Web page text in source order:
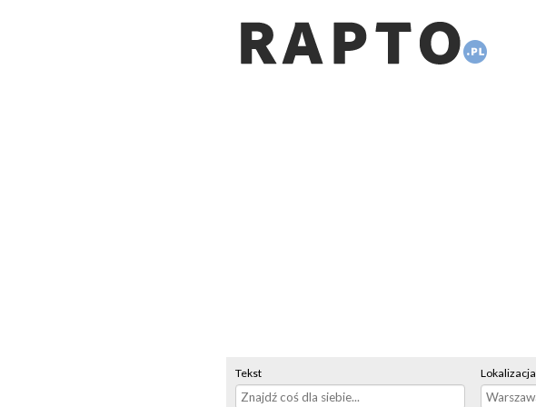
Tekst Lokalizacja